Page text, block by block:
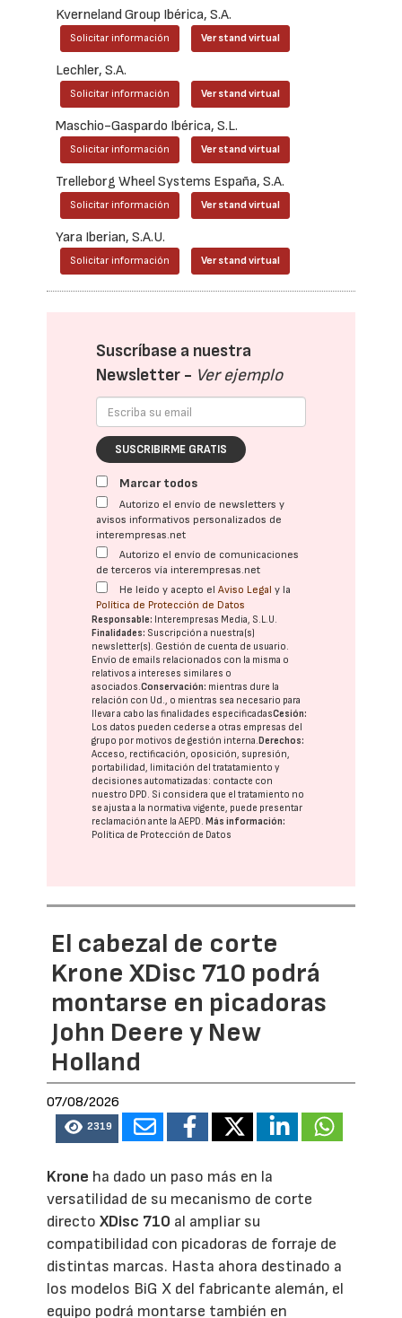
Kverneland Group Ibérica, S.A.
Solicitar información Ver stand virtual
Lechler, S.A.
Solicitar información Ver stand virtual
Maschio-Gaspardo Ibérica, S.L.
Solicitar información Ver stand virtual
Trelleborg Wheel Systems España, S.A.
Solicitar información Ver stand virtual
Yara Iberian, S.A.U.
Solicitar información Ver stand virtual
Suscríbase a nuestra
Newsletter - Ver ejemplo
SUSCRIBIRME GRATIS
Marcar todos
Autorizo el envío de newsletters y
avisos informativos personalizados de
interempresas.net
Autorizo el envío de comunicaciones
de terceros vía interempresas.net
He leído y acepto elAviso Legal y la
Política de Protección de Datos
Responsable: Interempresas Media, S.L.U.
Finalidades: Suscripción a nuestra(s)
newsletter(s). Gestión de cuenta de usuario.
Envío de emails relacionados con la misma o
relativos a intereses similares o
asociados.Conservación: mientras dure la
relación con Ud., o mientras sea necesario para
llevar a cabo las finalidades especificadasCesión:
Los datos pueden cederse a otras empresas del
grupo por motivos de gestión interna. Derechos:
Acceso, rectificación, oposición, supresión,
portabilidad, limitación del tratatamiento y
decisiones automatizadas: contacte con
nuestro DPD. Si considera que el tratamiento no
se ajusta a la normativa vigente, puede presentar
reclamación ante laAEPD. Más información:
Política de Protección de Datos
El cabezal de corte
Krone XDisc 710 podrá
montarse en picadoras
John Deere y New
Holland
07/08/2026
2319
Krone ha dado un paso más en la
versatilidad de su mecanismo de corte
directoXDisc 710 al ampliar su
compatibilidad con picadoras de forraje de
distintas marcas. Hasta ahora destinado a
los modelos BiG X del fabricante alemán, el
equipo podrá montarse también en